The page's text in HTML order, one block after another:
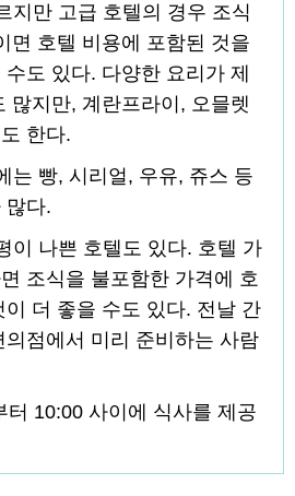
지만 고급 호텔의 경우 조식
면 호텔 비용에 포함된 것을
도 있다. 다양한 요리가 제
많지만, 계란프라이, 오믈렛
한다.
는 빵, 시리얼, 우유, 쥬스 등
많다.
이 나쁜 호텔도 있다. 호텔 가
조식을 불포함한 가격에 호
더 좋을 수도 있다. 전날 간
점에서 미리 준비하는 사람
터 10:00 사이에 식사를 제공